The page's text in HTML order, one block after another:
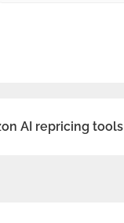
AI repricing tools